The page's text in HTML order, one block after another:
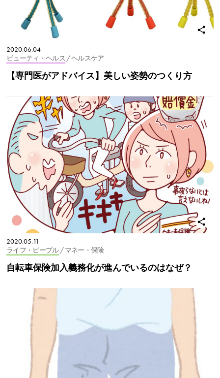
2020.06.04
ビューティ・ヘルス / ヘルスケア
【専門医がアドバイス】美しい姿勢のつくり方
2020.05.11
ライフ・ピープル/ マネー・保険
自転車保険加入義務化が進んでいるのはなぜ？